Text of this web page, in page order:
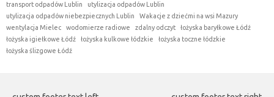
transport odpadów Lublin
utylizacja odpadów Lublin
utylizacja odpadów niebezpiecznych Lublin
Wakacje z dziećmi na wsi Mazury
wentylacja Mielec
wodomierze radiowe zdalny odczyt
łożyska baryłkowe Łódź
łożyska igiełkowe Łódź
łożyska kulkowe łódzkie
łożyska toczne łódzkie
łożyska ślizgowe Łódź